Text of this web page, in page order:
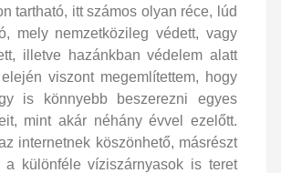
tartható, itt számos olyan réce, lúd
mely nemzetközileg védett, vagy
illetve hazánkban védelem alatt
viszont megemlítettem, hogy
is könnyebb beszerezni egyes
mint akár néhány évvel ezelőtt.
internetnek köszönhető, másrészt
a különféle víziszárnyasok is teret